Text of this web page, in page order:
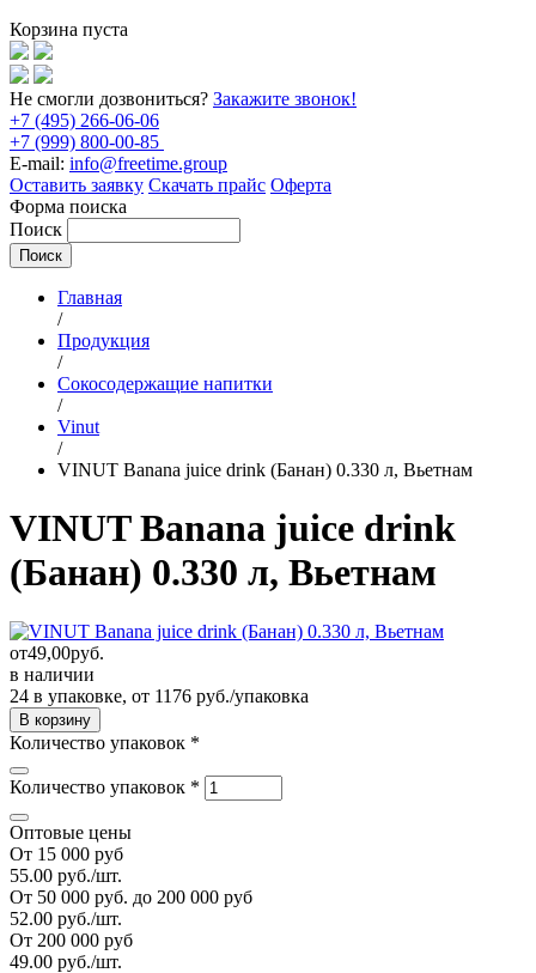
Корзина пуста
Не смогли дозвониться? Закажите звонок!
+7 (495) 266-06-06
+7 (999) 800-00-85
E-mail: info@freetime.group
Оставить заявку Скачать прайс Оферта
Форма поиска
Поиск
Главная
/
Продукция
/
Сокосодержащие напитки
/
Vinut
/
VINUT Banana juiсe drink (Банан) 0.330 л, Вьетнам
VINUT Banana juiсe drink
(Банан) 0.330 л, Вьетнам
от49,00руб.
в наличии
24 в упаковке, от 1176 руб./упаковка
Количество упаковок *
Количество упаковок *
Оптовые цены
От 15 000 руб
55.00 руб./шт.
От 50 000 руб. до 200 000 руб
52.00 руб./шт.
От 200 000 руб
49.00 руб./шт.